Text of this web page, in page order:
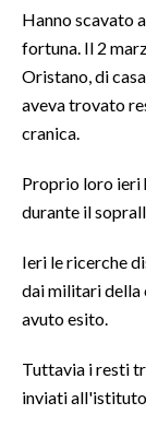
SARDEGNA
SARDI NEL
NOTIZIE
EVENTI
#CARAUNIONE
INSULARITÀ
Hanno scavato
fortuna. Il 2
Oristano, di
aveva trovato
cranica.
Proprio loro ieri
durante il
Ieri le ricerche
dai militari della
avuto esito.
Tuttavia i resti
inviati all'istituto